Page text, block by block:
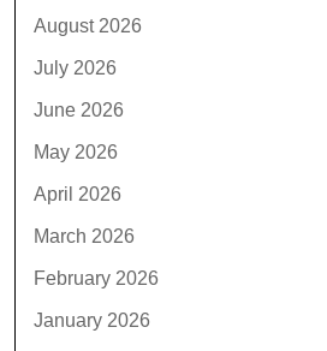
August 2026
July 2026
June 2026
May 2026
April 2026
March 2026
February 2026
January 2026